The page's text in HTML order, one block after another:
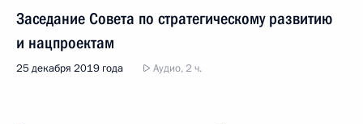
Заседание Совета по стратегическому развитию
и нацпроектам
25 декабря 2019 года Аудио, 2 ч.